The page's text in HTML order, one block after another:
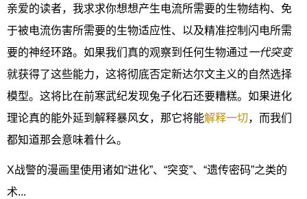
亲爱的读者，我求求你想想产生电流所需要的生物结构、免
于被电流伤害所需要的生物适应性、以及精准控制闪电所需
要的神经环路。如果我们真的观察到任何生物通过一代突变
就获得了这些能力，这将彻底否定新达尔文主义的自然选择
模型。这将比在前寒武纪发现兔子化石还要糟糕。如果进化
理论真的能外延到解释暴风女，那它将能解释一切，而我们
都知道那会意味着什么。
X战警的漫画里使用诸如“进化”、“突变”、“遗传密码”之类的
术...